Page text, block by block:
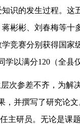
识的发生过程。这
彬彬、刘春梅等
竞赛分别获得国家
以满分120（全县
次参差不齐，为解
，并撰写了研究论
研员。无论是课